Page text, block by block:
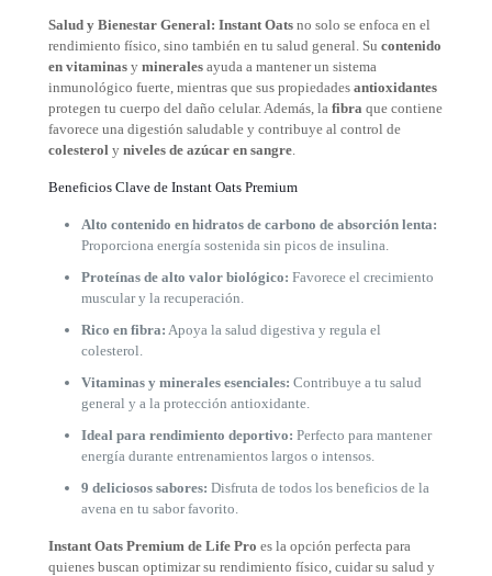
Salud y Bienestar General: Instant Oats no solo se enfoca en el
rendimiento físico, sino también en tu salud general. Sucontenido
en vitaminas yminerales ayuda a mantener un sistema
inmunológico fuerte, mientras que sus propiedadesantioxidantes
protegen tu cuerpo del daño celular. Además, lafibra que contiene
favorece una digestión saludable y contribuye al control de
colesterol yniveles de azúcar en sangre.
Beneficios Clave de Instant Oats Premium
Alto contenido en hidratos de carbono de absorción lenta:
Proporciona energía sostenida sin picos de insulina.
Proteínas de alto valor biológico: Favorece el crecimiento
muscular y la recuperación.
Rico en fibra: Apoya la salud digestiva y regula el
colesterol.
Vitaminas y minerales esenciales: Contribuye a tu salud
general y a la protección antioxidante.
Ideal para rendimiento deportivo: Perfecto para mantener
energía durante entrenamientos largos o intensos.
9 deliciosos sabores: Disfruta de todos los beneficios de la
avena en tu sabor favorito.
Instant Oats Premium de Life Pro es la opción perfecta para
quienes buscan optimizar su rendimiento físico, cuidar su salud y